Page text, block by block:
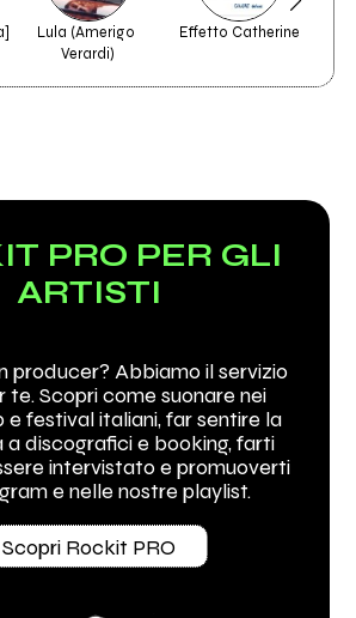
Lula (Amerigo
Verardi)
Effetto Catherine
PRO PER GLI
ARTISTI
producer? Abbiamo il servizio
te. Scopri come suonare nei
e festival italiani, far sentire la
a discografici e booking, farti
intervistato e promuoverti
e nelle nostre playlist.
Scopri Rockit PRO